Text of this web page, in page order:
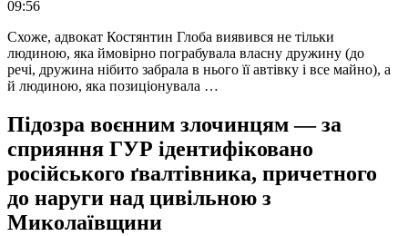
09:56
Схоже, адвокат Костянтин Глоба виявився не тільки
людиною, яка ймовірно пограбувала власну дружину (до
речі, дружина нібито забрала в нього її автівку і все майно), а
й людиною, яка позиціонувала …
Підозра воєнним злочинцям — за
сприяння ГУР ідентифіковано
російського ґвалтівника, причетного
до наруги над цивільною з
Миколаївщини